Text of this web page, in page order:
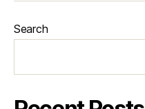
Search